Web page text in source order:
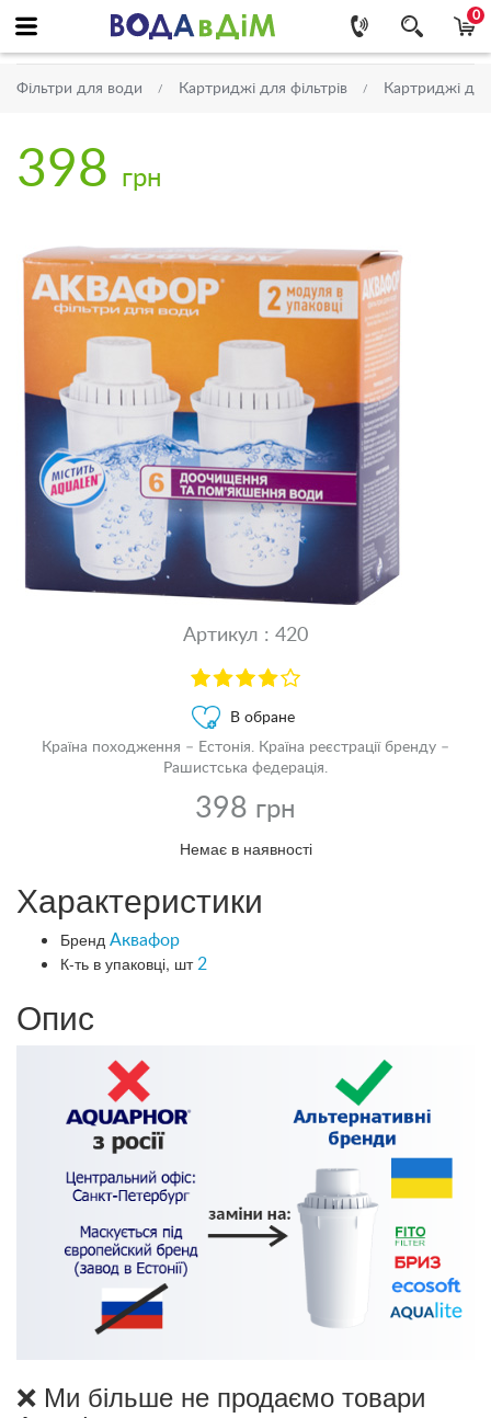
0
Фільтри для води Картриджі для фільтрів Картриджі для
398 грн
Артикул : 420
В обране
Країна походження – Естонія. Країна реєстрації бренду –
Рашистська федерація.
398 грн
Немає в наявності
Характеристики
Бренд Аквафор
К-ть в упаковці, шт 2
Опис
❌ Ми більше не продаємо товари